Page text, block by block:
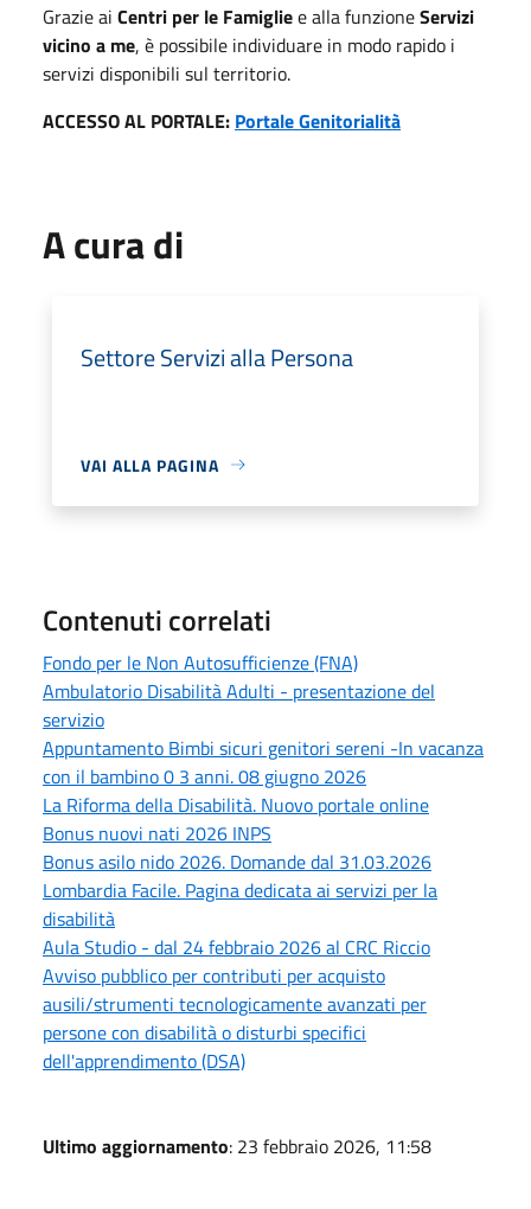
Grazie ai Centri per le Famigliee alla funzioneServizi
vicino a me, è possibile individuare in modo rapido i
servizi disponibili sul territorio.
ACCESSO AL PORTALE: Portale Genitorialità
A cura di
Settore Servizi alla Persona
VAI ALLA PAGINA
Contenuti correlati
Fondo per le Non Autosufficienze (FNA)
Ambulatorio Disabilità Adulti - presentazione del
servizio
Appuntamento Bimbi sicuri genitori sereni -In vacanza
con il bambino 0 3 anni. 08 giugno 2026
La Riforma della Disabilità. Nuovo portale online
Bonus nuovi nati 2026 INPS
Bonus asilo nido 2026. Domande dal 31.03.2026
Lombardia Facile. Pagina dedicata ai servizi per la
disabilità
Aula Studio - dal 24 febbraio 2026 al CRC Riccio
Avviso pubblico per contributi per acquisto
ausili/strumenti tecnologicamente avanzati per
persone con disabilità o disturbi specifici
dell'apprendimento (DSA)
Ultimo aggiornamento: 23 febbraio 2026, 11:58